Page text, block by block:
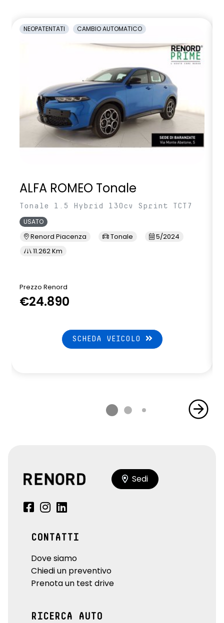
NEOPATENTATI CAMBIO AUTOMATICO
ALFA ROMEO Tonale
Tonale 1.5 Hybrid 130cv Sprint TCT7
USATO
Renord Piacenza Tonale
5/2024
11.262 Km
Prezzo Renord
€24.890
SCHEDA VEICOLO
Sedi
CONTATTI
Dove siamo
Chiedi un preventivo
Prenota un test drive
RICERCA AUTO